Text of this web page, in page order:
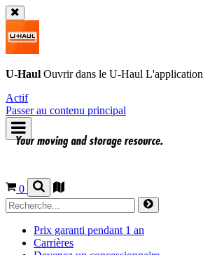
U-Haul Ouvrir dans le U-Haul L'application
Actif
Passer au contenu principal
0
Prix garanti pendant 1 an
Carrières